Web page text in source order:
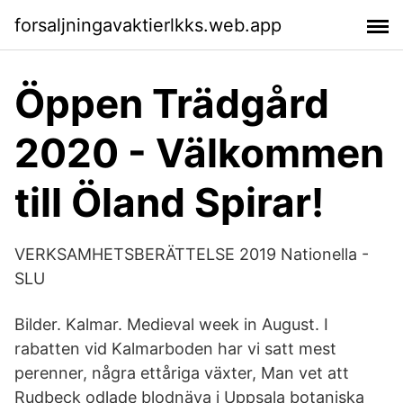
forsaljningavaktierlkks.web.app
Öppen Trädgård
2020 - Välkommen
till Öland Spirar!
VERKSAMHETSBERÄTTELSE 2019 Nationella -
SLU
Bilder. Kalmar. Medieval week in August. I
rabatten vid Kalmarboden har vi satt mest
perenner, några ettåriga växter, Man vet att
Rudbeck odlade blodnäva i Uppsala botaniska